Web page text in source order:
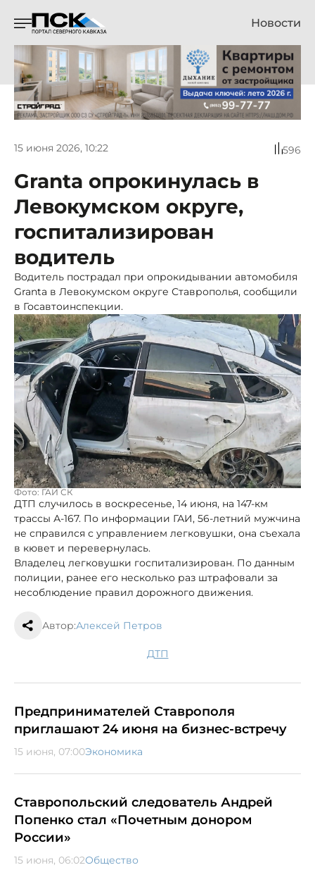
Новости
15 июня 2026, 10:22 596
Granta опрокинулась в
Левокумском округе,
госпитализирован
водитель
Водитель пострадал при опрокидывании автомобиля
Granta в Левокумском округе Ставрополья, сообщили
в Госавтоинспекции.
Фото: ГАИ СК
ДТП случилось в воскресенье, 14 июня, на 147-км
трассы А-167. По информации ГАИ, 56-летний мужчина
не справился с управлением легковушки, она съехала
в кювет и перевернулась.
Владелец легковушки госпитализирован. По данным
полиции, ранее его несколько раз штрафовали за
несоблюдение правил дорожного движения.
Автор:Алексей Петров
ДТП
Предпринимателей Ставрополя
приглашают 24 июня на бизнес-встречу
15 июня, 07:00Экономика
Ставропольский следователь Андрей
Попенко стал «Почетным донором
России»
15 июня, 06:02Общество